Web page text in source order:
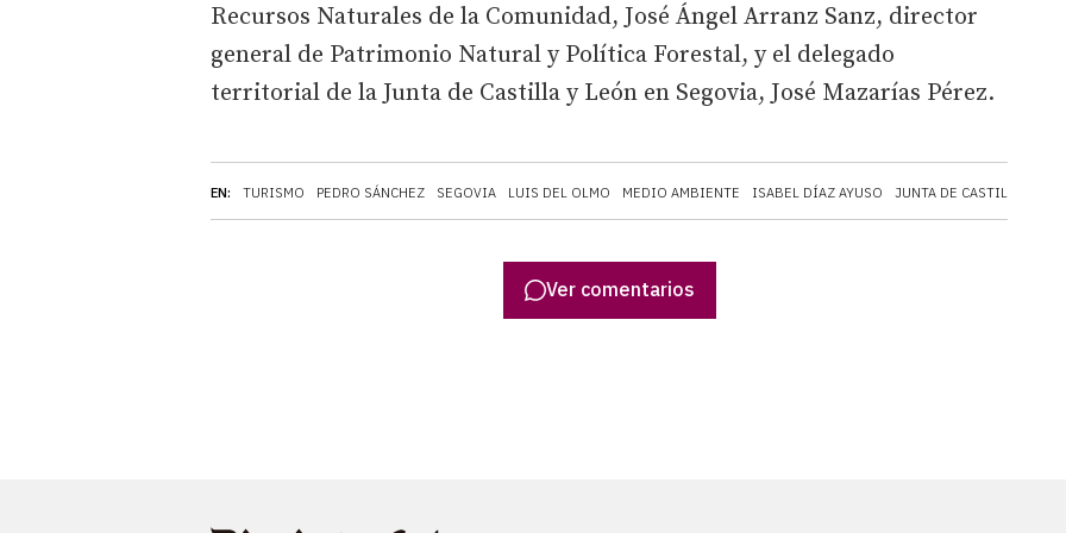
EN: TURISMO PEDRO SÁNCHEZ SEGOVIA LUIS DEL OLMO MEDIO AMBIENTE ISABEL DÍAZ AYUSO JUNTA DE CASTILLA Y LEÓN
Recursos Naturales de la Comunidad, José Ángel Arranz Sanz, director
general de Patrimonio Natural y Política Forestal, y el delegado
territorial de la Junta de Castilla y León en Segovia, José Mazarías Pérez.
Ver comentarios